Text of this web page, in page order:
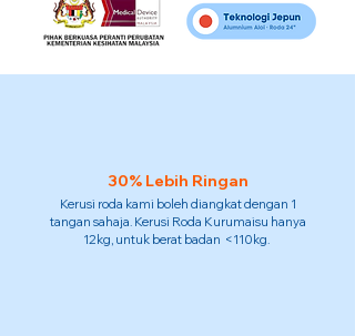
30% Lebih Ringan
Kerusi roda kami boleh diangkat dengan 1
tangan sahaja. Kerusi Roda Kurumaisu hanya
12kg, untuk berat badan <110kg.